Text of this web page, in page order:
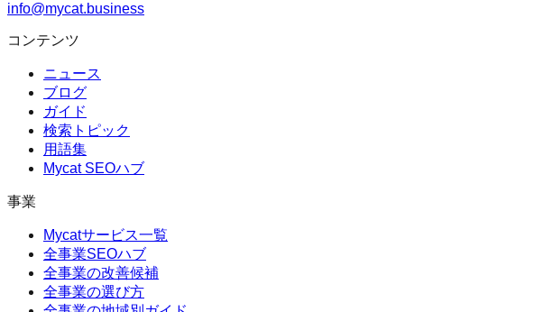
info@mycat.business
コンテンツ
ニュース
ブログ
ガイド
検索トピック
用語集
Mycat SEOハブ
事業
Mycatサービス一覧
全事業SEOハブ
全事業の改善候補
全事業の選び方